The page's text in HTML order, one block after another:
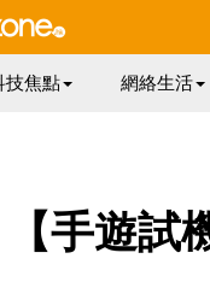
技焦點 網絡生活
【手遊